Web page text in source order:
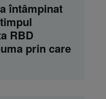
întâmpinat
RBD
prin care